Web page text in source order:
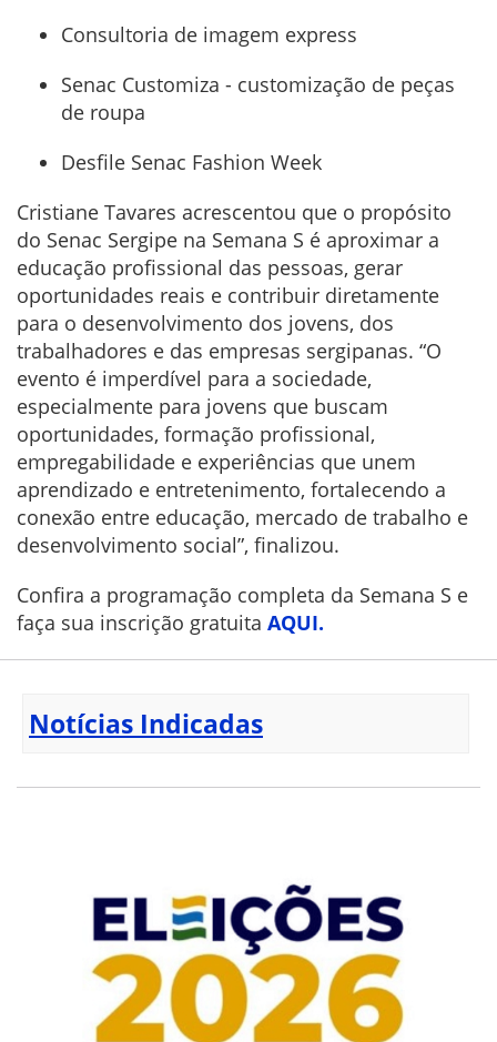
Consultoria de imagem express
Senac Customiza - customização de peças
de roupa
Desfile Senac Fashion Week
Cristiane Tavares acrescentou que o propósito
do Senac Sergipe na Semana S é aproximar a
educação profissional das pessoas, gerar
oportunidades reais e contribuir diretamente
para o desenvolvimento dos jovens, dos
trabalhadores e das empresas sergipanas. “O
evento é imperdível para a sociedade,
especialmente para jovens que buscam
oportunidades, formação profissional,
empregabilidade e experiências que unem
aprendizado e entretenimento, fortalecendo a
conexão entre educação, mercado de trabalho e
desenvolvimento social”, finalizou.
Confira a programação completa da Semana S e
faça sua inscrição gratuita AQUI.
Notícias Indicadas